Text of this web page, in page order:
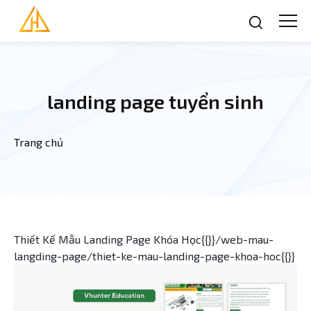
Nhảy đến nội dung
landing page tuyển sinh
Bạn đang ở đây
Trang chủ
Thiết Kế Mẫu Landing Page Khóa Học{{}}/web-mau-
langding-page/thiet-ke-mau-landing-page-khoa-hoc{{}}